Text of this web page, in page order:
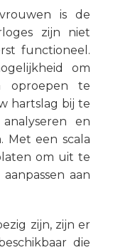
is de
zijn niet
functioneel.
om
oproepen te
hartslag bij te
en
Met een scala
om uit te
aan
zijn, zijn er
die